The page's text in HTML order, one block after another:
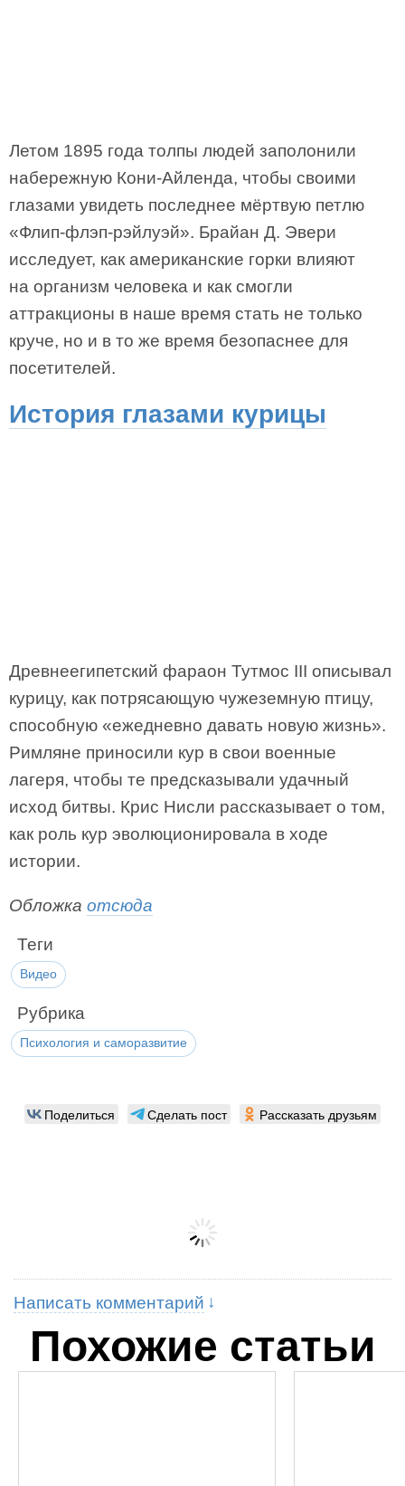
Летом 1895 года толпы людей заполонили
набережную Кони-Айленда, чтобы своими
глазами увидеть последнее мёртвую петлю
«Флип-флэп-рэйлуэй». Брайан Д. Эвери
исследует, как американские горки влияют
на организм человека и как смогли
аттракционы в наше время стать не только
круче, но и в то же время безопаснее для
посетителей.
История глазами курицы
Древнеегипетский фараон Тутмос III описывал
курицу, как потрясающую чужеземную птицу,
способную «ежедневно давать новую жизнь».
Римляне приносили кур в свои военные
лагеря, чтобы те предсказывали удачный
исход битвы. Крис Нисли рассказывает о том,
как роль кур эволюционировала в ходе
истории.
Обложка отсюда
Теги
Видео
Рубрика
Психология и саморазвитие
Поделиться Сделать пост Рассказать друзьям
Написать комментарий
Похожие статьи